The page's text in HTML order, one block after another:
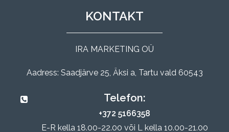
KONTAKT
IRA MARKETING OÜ
Aadress: Saadjärve 25, Äksi a, Tartu vald 60543
Telefon:
+372 5166358
E-R kella 18.00-22.00 või L kella 10.00-21.00